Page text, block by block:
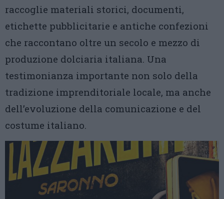
raccoglie materiali storici, documenti,
etichette pubblicitarie e antiche confezioni
che raccontano oltre un secolo e mezzo di
produzione dolciaria italiana. Una
testimonianza importante non solo della
tradizione imprenditoriale locale, ma anche
dell’evoluzione della comunicazione e del
costume italiano.